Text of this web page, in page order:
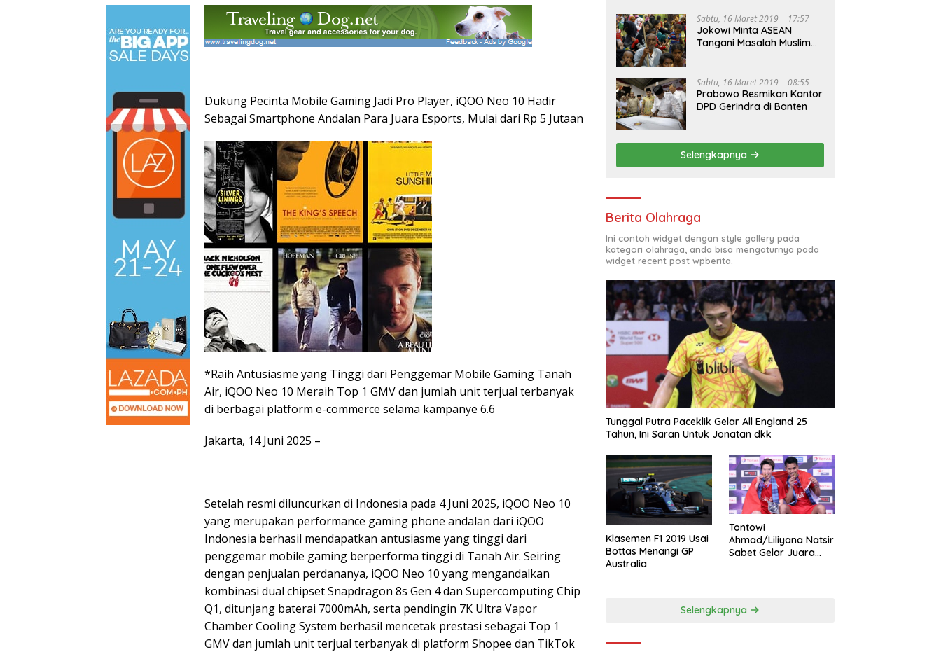
Dukung Pecinta Mobile Gaming Jadi Pro Player, iQOO Neo 10 Hadir
Sebagai Smartphone Andalan Para Juara Esports, Mulai dari Rp 5 Jutaan
*Raih Antusiasme yang Tinggi dari Penggemar Mobile Gaming Tanah
Air, iQOO Neo 10 Meraih Top 1 GMV dan jumlah unit terjual terbanyak
di berbagai platform e-commerce selama kampanye 6.6
Jakarta, 14 Juni 2025 –
Setelah resmi diluncurkan di Indonesia pada 4 Juni 2025, iQOO Neo 10
yang merupakan performance gaming phone andalan dari iQOO
Indonesia berhasil mendapatkan antusiasme yang tinggi dari
penggemar mobile gaming berperforma tinggi di Tanah Air. Seiring
dengan penjualan perdananya, iQOO Neo 10 yang mengandalkan
kombinasi dual chipset Snapdragon 8s Gen 4 dan Supercomputing Chip
Q1, ditunjang baterai 7000mAh, serta pendingin 7K Ultra Vapor
Chamber Cooling System berhasil mencetak prestasi sebagai Top 1
GMV dan jumlah unit terjual terbanyak di platform Shopee dan TikTok
Sabtu, 16 Maret 2019 | 17:57
Jokowi Minta ASEAN
Tangani Masalah Muslim
Sabtu, 16 Maret 2019 | 08:55
Prabowo Resmikan Kantor
DPD Gerindra di Banten
Selengkapnya
Berita Olahraga
Ini contoh widget dengan style gallery pada
kategori olahraga, anda bisa mengaturnya pada
widget recent post wpberita.
Tunggal Putra Paceklik Gelar All England 25
Tahun, Ini Saran Untuk Jonatan dkk
Klasemen F1 2019 Usai
Bottas Menangi GP
Australia
Tontowi
Ahmad/Liliyana Natsir
Sabet Gelar Juara
Selengkapnya